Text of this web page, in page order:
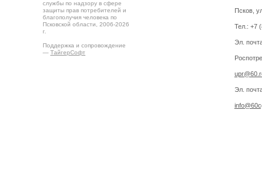
службы по надзору в сфере
защиты прав потребителей и
благополучия человека по
Псковской области, 2006-2026
г.
Поддержка и сопровождение
— ТайгерСофт
Псков,
Тел.: +7
Эл.
Эл.